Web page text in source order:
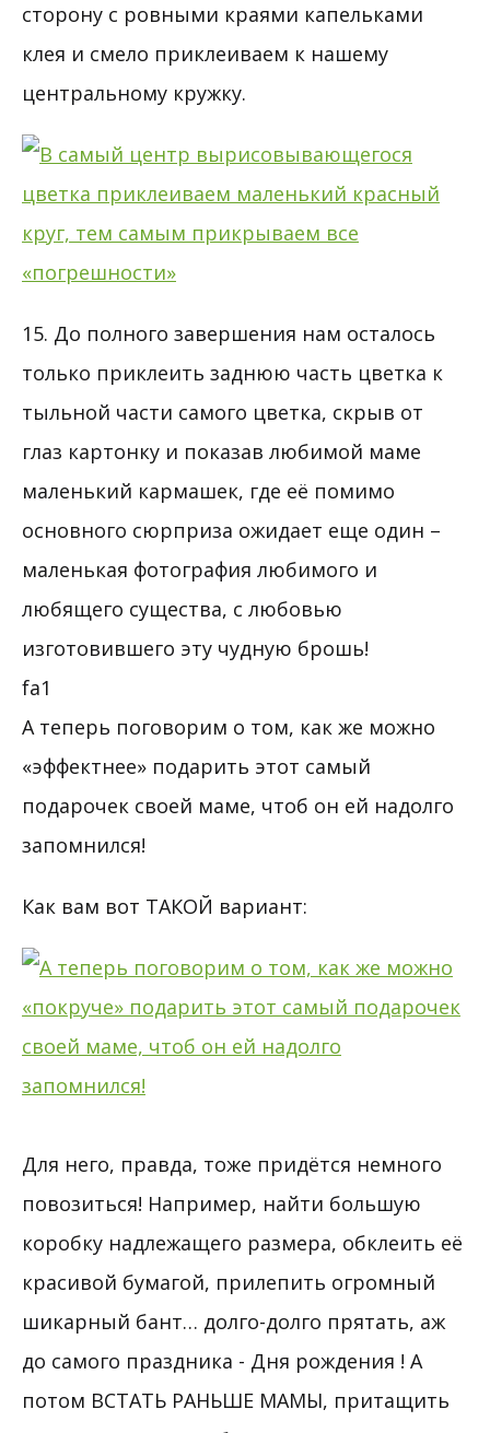
сторону с ровными краями капельками
клея и смело приклеиваем к нашему
центральному кружку.
15. До полного завершения нам осталось
только приклеить заднюю часть цветка к
тыльной части самого цветка, скрыв от
глаз картонку и показав любимой маме
маленький кармашек, где её помимо
основного сюрприза ожидает еще один –
маленькая фотография любимого и
любящего существа, с любовью
изготовившего эту чудную брошь!
fа1
А теперь поговорим о том, как же можно
«эффектнее» подарить этот самый
подарочек своей маме, чтоб он ей надолго
запомнился!
Как вам вот ТАКОЙ вариант:
Для него, правда, тоже придётся немного
повозиться! Например, найти большую
коробку надлежащего размера, обклеить её
красивой бумагой, прилепить огромный
шикарный бант… долго-долго прятать, аж
до самого праздника - Дня рождения ! А
потом ВСТАТЬ РАНЬШЕ МАМЫ, притащить